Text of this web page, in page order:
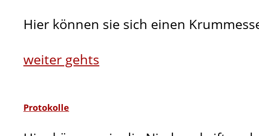
Hier können sie sich einen
weiter gehts
Protokolle